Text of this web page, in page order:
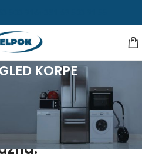
KORPE